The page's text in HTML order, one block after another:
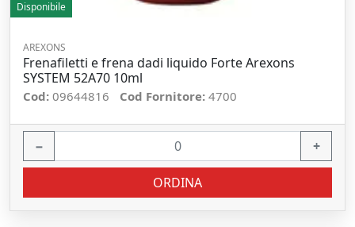
Disponibile
AREXONS
Frenafiletti e frena dadi liquido Forte Arexons
SYSTEM 52A70 10ml
Cod: 09644816 Cod Fornitore: 4700
− +
ORDINA